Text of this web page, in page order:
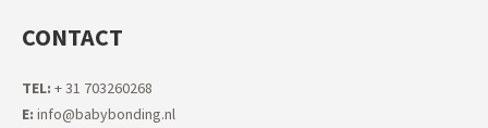
CONTACT
TEL: + 31 703260268
E: info@babybonding.nl